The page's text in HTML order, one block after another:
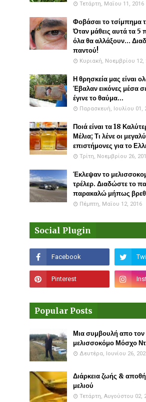
Τετάρτη, Μαΐου 11, 2016
Φοβάσαι το τσίμπημα
Όταν μάθεις αυτά τα 5
όλα θα αλλάξουν...
παντού!
Κυριακή, Νοεμβρίου 12,
Η θρησκεία μας είναι
Έβαλαν εικόνες μέσα
έγινε το θαύμα...
Παρασκευή, Ιουλίου 01,
Ποιά είναι τα 18
Μέλια; Τι λένε οι
επιστήμονες για το
Τρίτη, Νοεμβρίου 26,
Έκλεψαν το
τρέλερ. Διαδώστε το
παρακαλώ μήπως
Πέμπτη, Μαΐου 12, 2016
Social Plugin
Popular Posts
Μια συμβουλή απο τον
μελισσοκόμο Μόσχο
Δευτέρα, Ιουνίου 26,
Διάρκεια ζωής &
μελιού
Τετάρτη, Αυγούστου 02,